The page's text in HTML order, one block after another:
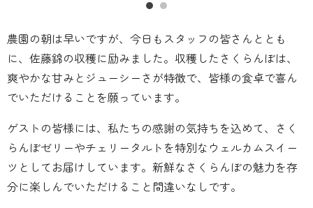
農園の朝は早いですが、今日もスタッフの皆さんととも
に、佐藤錦の収穫に励みました。収穫したさくらんぼは、
爽やかな甘みとジューシーさが特徴で、皆様の食卓で喜ん
でいただけることを願っています。
ゲストの皆様には、私たちの感謝の気持ちを込めて、さく
らんぼゼリーやチェリータルトを特別なウェルカムスイー
ツとしてお届けしています。新鮮なさくらんぼの魅力を存
分に楽しんでいただけること間違いなしです。